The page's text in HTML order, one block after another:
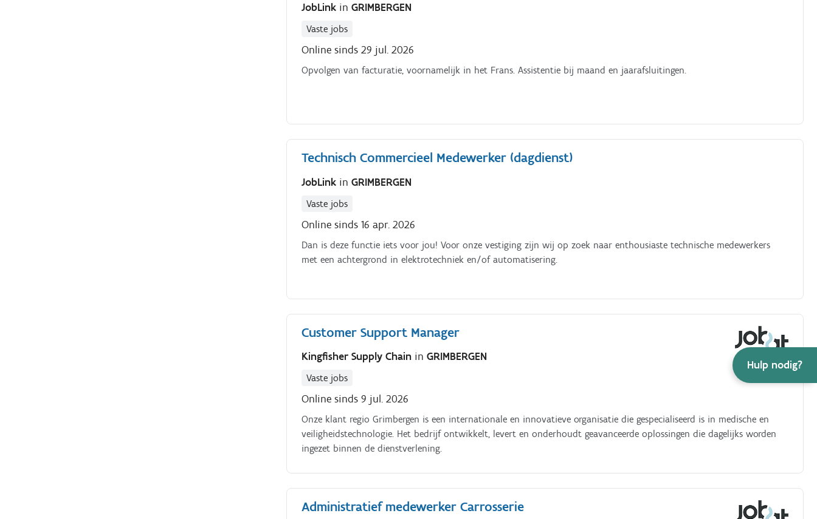
Hulp nodig?
JobLink inGRIMBERGEN
Vaste jobs
Online sinds 29 jul. 2026
Opvolgen van facturatie, voornamelijk in het Frans. Assistentie bij maand en jaarafsluitingen.
Technisch Commercieel Medewerker (dagdienst)
JobLink inGRIMBERGEN
Vaste jobs
Online sinds 16 apr. 2026
Dan is deze functie iets voor jou! Voor onze vestiging zijn wij op zoek naar enthousiaste technische medewerkers
met een achtergrond in elektrotechniek en/of automatisering.
Customer Support Manager
Kingfisher Supply Chain inGRIMBERGEN
Vaste jobs
Online sinds 9 jul. 2026
Onze klant regio Grimbergen is een internationale en innovatieve organisatie die gespecialiseerd is in medische en
veiligheidstechnologie. Het bedrijf ontwikkelt, levert en onderhoudt geavanceerde oplossingen die dagelijks worden
ingezet binnen de dienstverlening.
Administratief medewerker Carrosserie